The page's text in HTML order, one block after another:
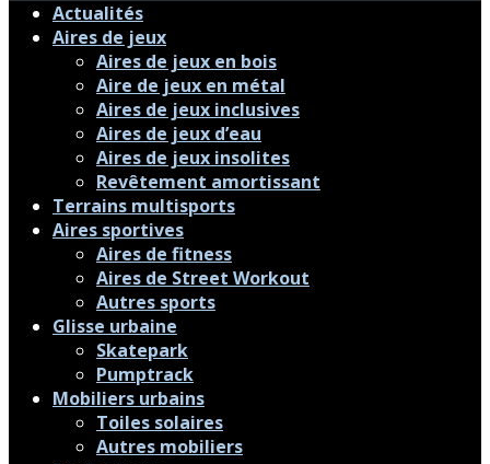
Actualités
Aires de jeux
Aires de jeux en bois
Aire de jeux en métal
Aires de jeux inclusives
Aires de jeux d’eau
Aires de jeux insolites
Revêtement amortissant
Terrains multisports
Aires sportives
Aires de fitness
Aires de Street Workout
Autres sports
Glisse urbaine
Skatepark
Pumptrack
Mobiliers urbains
Toiles solaires
Autres mobiliers